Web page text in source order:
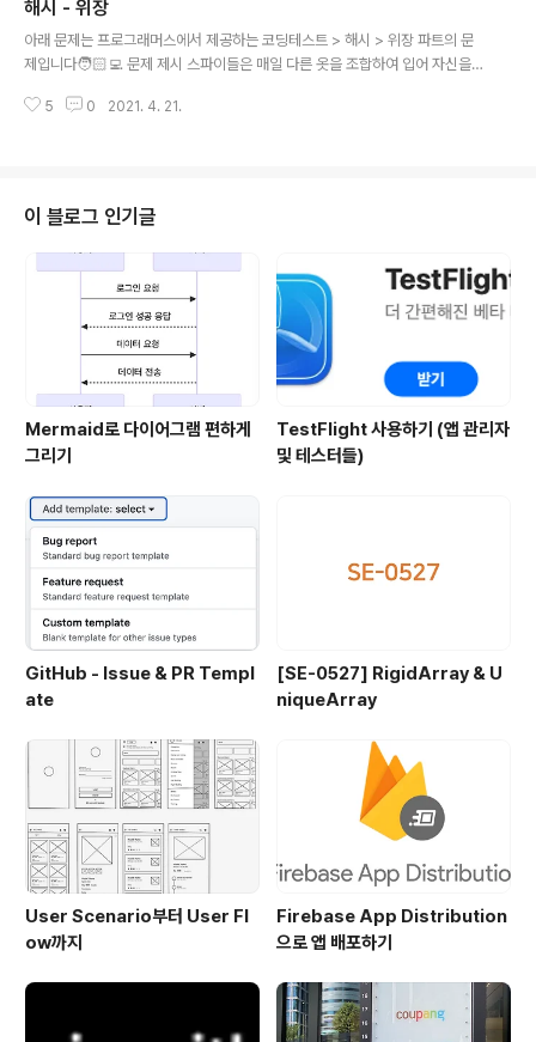
복이 없으면 수업을 들을 수 없기 때문에 체육복을 적절히 빌려 최대한 많은 학
생이 체육수업을 들어야 합니다. 전체 학생의 수 n, 체육복을 도난당한 학생들의
번호가 담긴 배열 lost, 여벌의 체육복을 가져온 학생들의 번호가 담긴 배열 re
해시 - 위장
아래 문제는 프로그래머스에서 제공하는 코딩테스트 > 해시 > 위장 파트의 문
제입니다🧑🏻‍💻 문제 제시 스파이들은 매일 다른 옷을 조합하여 입어 자신을
안경, 긴 코트, 파란색 티셔츠를 입었다면 다음날은 청바지를 추가로 입거나 동
수를 return 하도록 solution 함수를 작성해주세요. 제한사항 clothes의 각
행은 [의상의 이름, 의상의 종류]로 이루어져 있습니다. 스파이가 가진 의상의 ..
5 0 2021. 4. 21.
이 블로그 인기글
Mermaid로 다이어그램 편하게
그리기
TestFlight 사용하기 (앱 관리자
및 테스터들)
GitHub - Issue & PR Templ
ate
[SE-0527] RigidArray & U
niqueArray
User Scenario부터 User Fl
ow까지
Firebase App Distribution
으로 앱 배포하기